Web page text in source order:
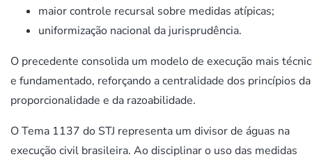
maior controle recursal sobre medidas atípicas;
uniformização nacional da jurisprudência.
O precedente consolida um modelo de execução mais
e fundamentado, reforçando a centralidade dos princípios da
proporcionalidade e da razoabilidade.
O Tema 1137 do STJ representa um divisor de águas na
execução civil brasileira. Ao disciplinar o uso das medidas